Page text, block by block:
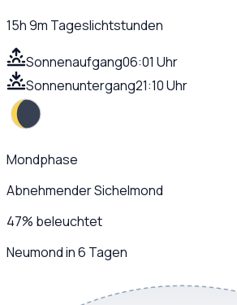
15h 9m Tageslichtstunden
Sonnenaufgang06:01 Uhr
Sonnenuntergang21:10 Uhr
Mondphase
Abnehmender Sichelmond
47% beleuchtet
Neumond in 6 Tagen